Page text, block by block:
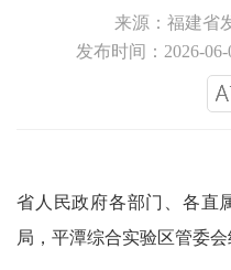
来源：福建省
发布时间：2026-06-
省人民政府各部门、各直
局，平潭综合实验区管委